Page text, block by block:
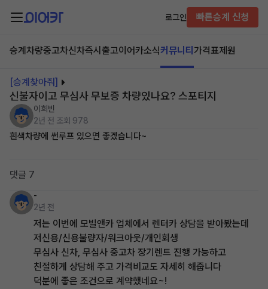
로그인 빠른승계 신청
승계차량중고차신차즉시출고이어카소식커뮤니티 가격표제원
[승계찾아줘]
신불자이고 무심사 무보증 차량있나요? 스포티지
이희빈
2년 전 조회 978
흰색차량에 썬루프 있으면 좋겠습니다~
댓글 7
-
2년 전
저는 이번에 모빌앤카 업체에서 렌터카 상담을 받아봤는데
저신용/신용불량자/워크아웃/개인회생
무심사 신차, 무심사 중고차 장기렌트 진행 가능하고
친절하게 상담해 주고 가격비교도 자세히 해줍니다
덕분에 좋은 조건으로 계약했네요~!